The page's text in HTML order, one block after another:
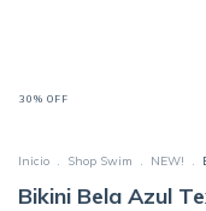
30 % OFF
Inicio . Shop Swim . NEW! .
Bikini Bela Azul